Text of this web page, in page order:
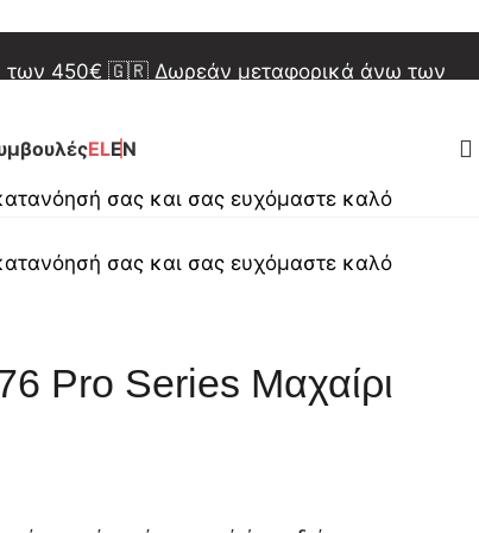
450€ 🇬🇷 Δωρεάν μεταφορικά άνω των
EN
EL
σας και σας ευχόμαστε καλό
σας και σας ευχόμαστε καλό
Pro Series Μαχαίρι